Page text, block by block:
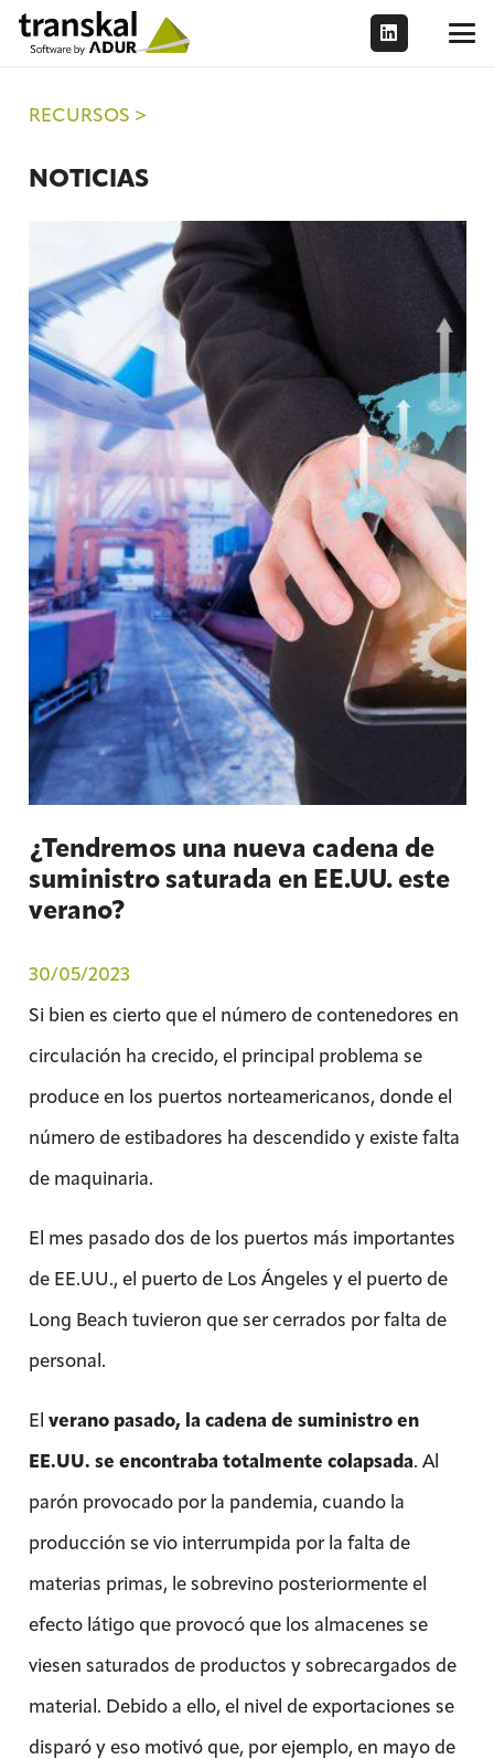
RECURSOS >
NOTICIAS
¿Tendremos una nueva cadena de
suministro saturada en EE.UU. este
verano?
30/05/2023
Si bien es cierto que el número de contenedores en
circulación ha crecido, el principal problema se
produce en los puertos norteamericanos, donde el
número de estibadores ha descendido y existe falta
de maquinaria.
El mes pasado dos de los puertos más importantes
de EE.UU., el puerto de Los Ángeles y el puerto de
Long Beach tuvieron que ser cerrados por falta de
personal.
El verano pasado, la cadena de suministro en
EE.UU. se encontraba totalmente colapsada. Al
parón provocado por la pandemia, cuando la
producción se vio interrumpida por la falta de
materias primas, le sobrevino posteriormente el
efecto látigo que provocó que los almacenes se
viesen saturados de productos y sobrecargados de
material. Debido a ello, el nivel de exportaciones se
disparó y eso motivó que, por ejemplo, en mayo de